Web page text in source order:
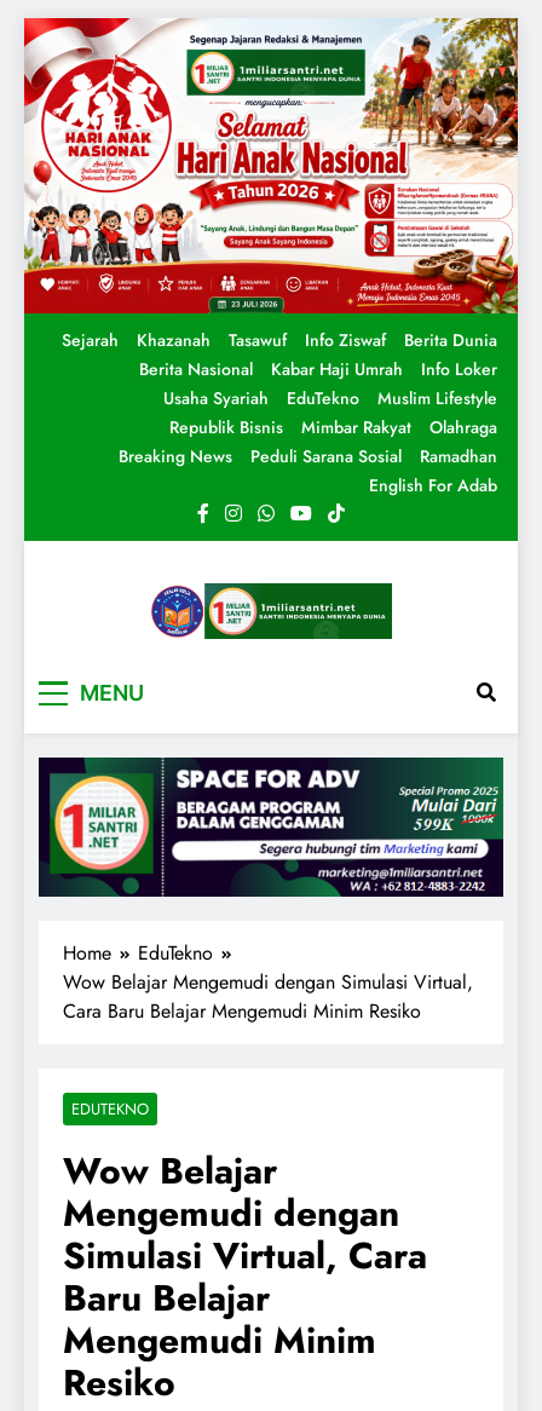
Sejarah Khazanah Tasawuf Info Ziswaf
Berita Dunia
Berita Nasional
Kabar Haji Umrah
Info Loker
Usaha Syariah
EduTekno
Muslim Lifestyle
Republik Bisnis
Mimbar Rakyat
Olahraga
Breaking News
Peduli Sarana Sosial
Ramadhan
English For Adab
MENU
Home
EduTekno
Wow Belajar Mengemudi dengan Simulasi Virtual,
Cara Baru Belajar Mengemudi Minim Resiko
EDUTEKNO
Wow Belajar
Mengemudi dengan
Simulasi Virtual, Cara
Baru Belajar
Mengemudi Minim
Resiko